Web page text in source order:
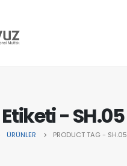
- SH.05
ÜRÜNLER PRODUCT TAG - SH.05